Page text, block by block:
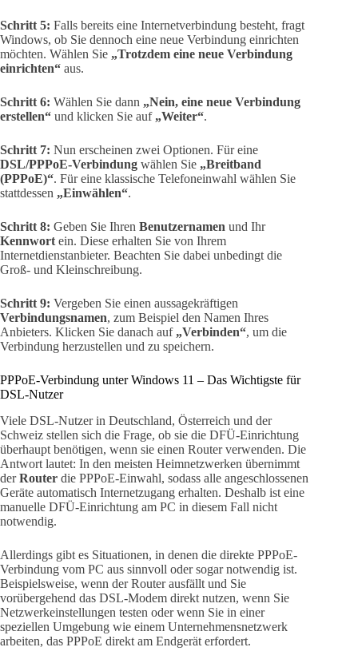
Schritt 5: Falls bereits eine Internetverbindung besteht, fragt
Windows, ob Sie dennoch eine neue Verbindung einrichten
möchten. Wählen Sie „Trotzdem eine neue Verbindung
einrichten“ aus.
Schritt 6: Wählen Sie dann „Nein, eine neue Verbindung
erstellen“ und klicken Sie auf „Weiter“.
Schritt 7: Nun erscheinen zwei Optionen. Für eine
DSL/PPPoE-Verbindung wählen Sie „Breitband
(PPPoE)“. Für eine klassische Telefoneinwahl wählen Sie
stattdessen „Einwählen“.
Schritt 8: Geben Sie Ihren Benutzernamen und Ihr
Kennwort ein. Diese erhalten Sie von Ihrem
Internetdienstanbieter. Beachten Sie dabei unbedingt die
Groß- und Kleinschreibung.
Schritt 9: Vergeben Sie einen aussagekräftigen
Verbindungsnamen, zum Beispiel den Namen Ihres
Anbieters. Klicken Sie danach auf „Verbinden“, um die
Verbindung herzustellen und zu speichern.
PPPoE-Verbindung unter Windows 11 – Das Wichtigste für
DSL-Nutzer
Viele DSL-Nutzer in Deutschland, Österreich und der
Schweiz stellen sich die Frage, ob sie die DFÜ-Einrichtung
überhaupt benötigen, wenn sie einen Router verwenden. Die
Antwort lautet: In den meisten Heimnetzwerken übernimmt
derRouter die PPPoE-Einwahl, sodass alle angeschlossenen
Geräte automatisch Internetzugang erhalten. Deshalb ist eine
manuelle DFÜ-Einrichtung am PC in diesem Fall nicht
notwendig.
Allerdings gibt es Situationen, in denen die direkte PPPoE-
Verbindung vom PC aus sinnvoll oder sogar notwendig ist.
Beispielsweise, wenn der Router ausfällt und Sie
vorübergehend das DSL-Modem direkt nutzen, wenn Sie
Netzwerkeinstellungen testen oder wenn Sie in einer
speziellen Umgebung wie einem Unternehmensnetzwerk
arbeiten, das PPPoE direkt am Endgerät erfordert.